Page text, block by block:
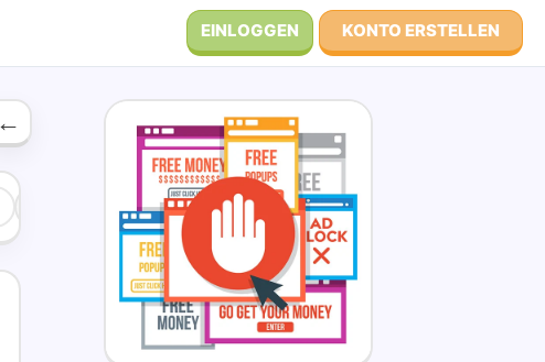
EINLOGGEN KONTO ERSTELLEN
T U W X Y